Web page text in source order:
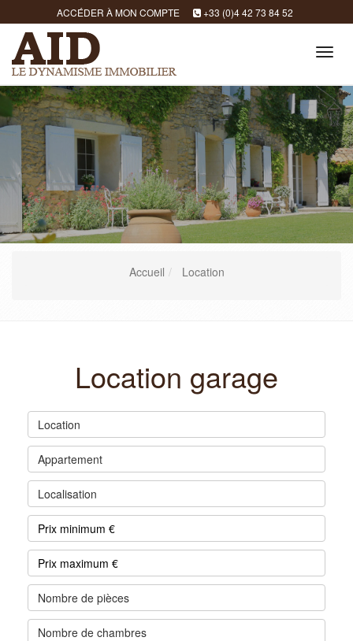
ACCÉDER À MON COMPTE +33 (0)4 42 73 84 52
Accueil Location
Location garage
Location
Appartement
Localisation
Nombre de pièces
Nombre de chambres